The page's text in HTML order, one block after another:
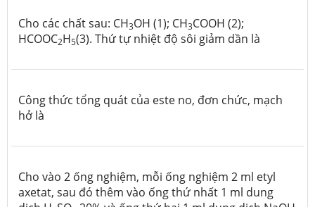
Cho các chất sau: CH3OH (1); CH3COOH (2);
HCOOC2H5(3). Thứ tự nhiệt độ sôi giảm dần là
Công thức tổng quát của este no, đơn chức, mạch
hở là
Cho vào 2 ống nghiệm, mỗi ống nghiệm 2 ml etyl
axetat, sau đó thêm vào ống thứ nhất 1 ml dung